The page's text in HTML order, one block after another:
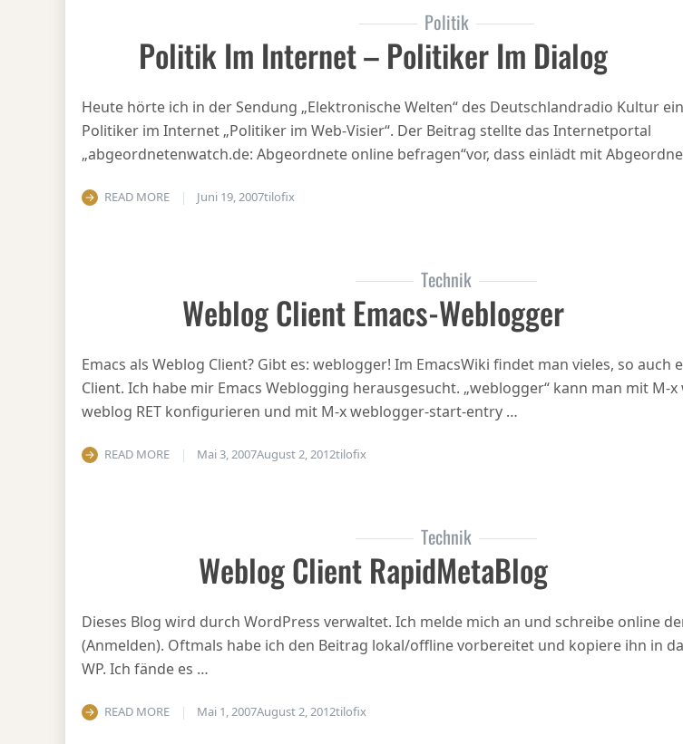
Politik
Politik Im Internet – Politiker Im Dialog
Heute hörte ich in der Sendung „Elektronische Welten“ des Deutschlandradio Kultur
Politiker im Internet „Politiker im Web-Visier“. Der Beitrag stellte das Internetportal
„abgeordnetenwatch.de: Abgeordnete online befragen“vor, dass einlädt mit
READ MORE Juni 19, 2007tilofix
Technik
Weblog Client Emacs-Weblogger
Emacs als Weblog Client? Gibt es: weblogger! Im EmacsWiki findet man vieles, so auch
Client. Ich habe mir Emacs Weblogging herausgesucht. „weblogger“ kann man mit M-
weblog RET konfigurieren und mit M-x weblogger-start-entry …
READ MORE Mai 3, 2007August 2, 2012tilofix
Technik
Weblog Client RapidMetaBlog
Dieses Blog wird durch WordPress verwaltet. Ich melde mich an und schreibe online
(Anmelden). Oftmals habe ich den Beitrag lokal/offline vorbereitet und kopiere ihn in
WP. Ich fände es …
READ MORE Mai 1, 2007August 2, 2012tilofix